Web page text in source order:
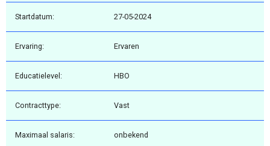
Startdatum: 27-05-2024
Ervaring: Ervaren
Educatielevel: HBO
Contracttype: Vast
Maximaal salaris: onbekend